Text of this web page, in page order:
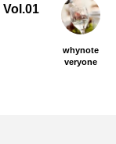
Vol.01
whynote
veryone